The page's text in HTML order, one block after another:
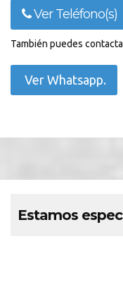
Ver Teléfono(s)
También puedes
Ver Whatsapp.
Estamos